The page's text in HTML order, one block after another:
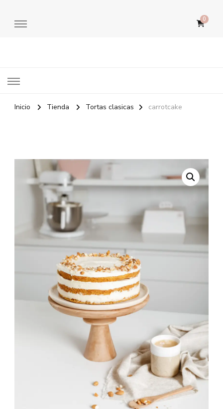
0
Inicio Tienda Tortas clasicas carrotcake